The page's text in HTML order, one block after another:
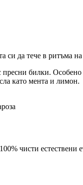
си да тече в ритъма
пресни билки.
като мента и лимон.
чисти